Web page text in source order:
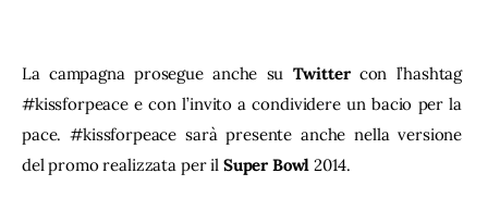
La campagna prosegue anche su Twitter con l’hashtag
#kissforpeace e con l’invito a condividere un bacio per la
pace. #kissforpeace sarà presente anche nella versione
del promo realizzata per il Super Bowl 2014.